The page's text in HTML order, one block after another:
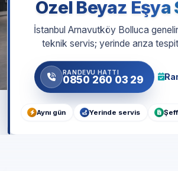
Özel Beyaz
İstanbul Arnavutköy Bolluca
teknik servis; yerinde arıza
RANDEVU HATTI
0850 260 03 29
Aynı gün Yerinde servis